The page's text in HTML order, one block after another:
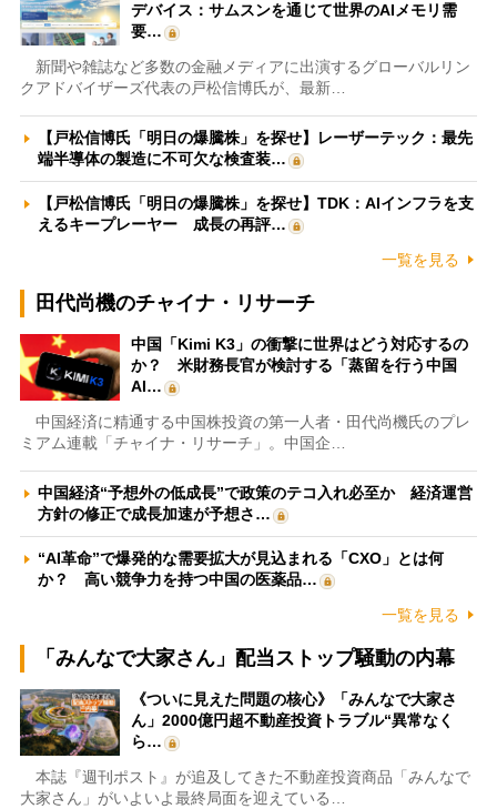
デバイス：サムスンを通じて世界のAIメモリ需
要…
新聞や雑誌など多数の金融メディアに出演するグローバルリン
クアドバイザーズ代表の戸松信博氏が、最新…
【戸松信博氏「明日の爆騰株」を探せ】レーザーテック：最先
端半導体の製造に不可欠な検査装…
【戸松信博氏「明日の爆騰株」を探せ】TDK：AIインフラを支
えるキープレーヤー 成長の再評…
一覧を見る
田代尚機のチャイナ・リサーチ
中国「Kimi K3」の衝撃に世界はどう対応するの
か？ 米財務長官が検討する「蒸留を行う中国
AI…
中国経済に精通する中国株投資の第一人者・田代尚機氏のプレ
ミアム連載「チャイナ・リサーチ」。中国企…
中国経済“予想外の低成長”で政策のテコ入れ必至か 経済運営
方針の修正で成長加速が予想さ…
“AI革命”で爆発的な需要拡大が見込まれる「CXO」とは何
か？ 高い競争力を持つ中国の医薬品…
一覧を見る
「みんなで大家さん」配当ストップ騒動の内幕
《ついに見えた問題の核心》「みんなで大家さ
ん」2000億円超不動産投資トラブル“異常なく
ら…
本誌『週刊ポスト』が追及してきた不動産投資商品「みんなで
大家さん」がいよいよ最終局面を迎えている…